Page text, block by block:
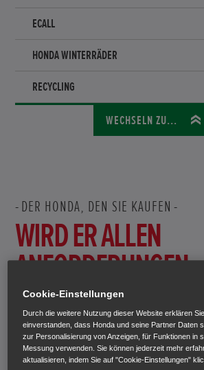
ECALL
HONDA WINTERRÄDER
RECYCLING
WECHSELN ZU...
DER HONDA, DEN SIE KAUFEN
WIRD ER ALLEN
ANFORDERUNGEN
GERECHT? UND
ÜBERTRIFFT SIE
SOGAR?
Cookie-Einstellungen
Durch die weitere Nutzung dieser Website erklären
einverstanden, dass Honda und seine Partner Daten
zur Personalisierung von Anzeigen, für Funktionen in
Messung verwenden. Sie können jederzeit mehr
aktualisieren, indem Sie auf "Cookie-Einstellungen"